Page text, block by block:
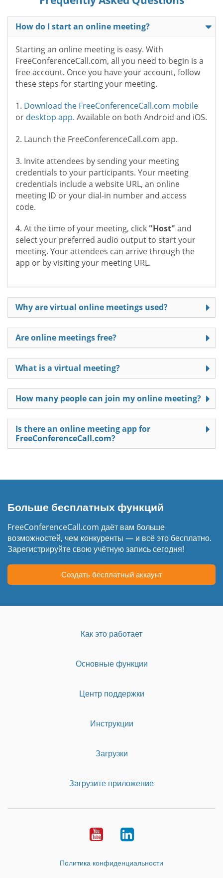
How do I start an online meeting?
Starting an online meeting is easy. With
FreeConferenceCall.com, all you need to begin is a
free account. Once you have your account, follow
these steps for starting your meeting.
1. Download the FreeConferenceCall.com mobile
or desktop app. Available on both Android and iOS.
2. Launch the FreeConferenceCall.com app.
3. Invite attendees by sending your meeting
credentials to your participants. Your meeting
credentials include a website URL, an online
meeting ID or your dial-in number and access
code.
4. At the time of your meeting, click "Host" and
select your preferred audio output to start your
meeting. Your attendees can arrive through the
app or by visiting your meeting URL.
Why are virtual online meetings used?
Are online meetings free?
What is a virtual meeting?
How many people can join my online meeting?
Is there an online meeting app for
FreeConferenceCall.com?
Больше бесплатных функций
FreeConferenceCall.com даёт вам больше
возможностей, чем конкуренты — и всё это бесплатно.
Зарегистрируйте свою учётную запись сегодня!
Создать бесплатный аккаунт
Как это работает
Основные функции
Центр поддержки
Инструкции
Загрузки
Загрузите приложение
YoutubeLinkedIn
Политика конфиденциальности